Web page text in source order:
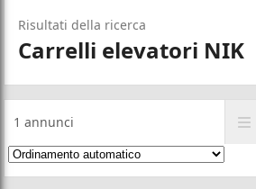
Risultati della ricerca
Carrelli elevatori NIK
1annunci